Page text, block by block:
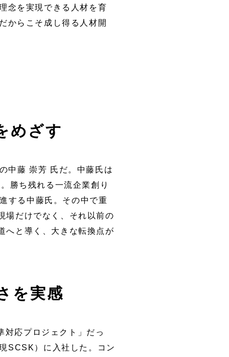
念を実現できる人材を育
からこそ成し得る人材開
めざす
中藤 崇芳 氏だ。中藤氏は
勝ち残れる一流企業創り
する中藤氏。その中で重
場だけでなく、それ以前の
へと導く、大きな転換点が
を実感
対応プロジェクト」だっ
SCSK）に入社した。コン